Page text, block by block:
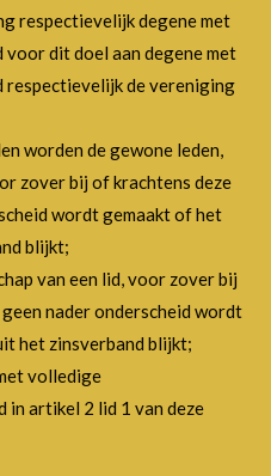
respectievelijk degene met
dit doel aan degene met
respectievelijk de vereniging
worden de gewone leden,
zover bij of krachtens deze
wordt gemaakt of het
blijkt;
van een lid, voor zover bij
nader onderscheid wordt
het zinsverband blijkt;
volledige
in artikel 2 lid 1 van deze